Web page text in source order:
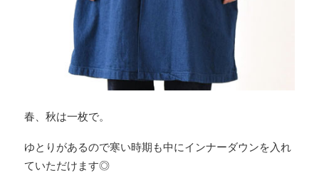
春、秋は一枚で。
ゆとりがあるので寒い時期も中にインナーダウンを入れ
ていただけます◎